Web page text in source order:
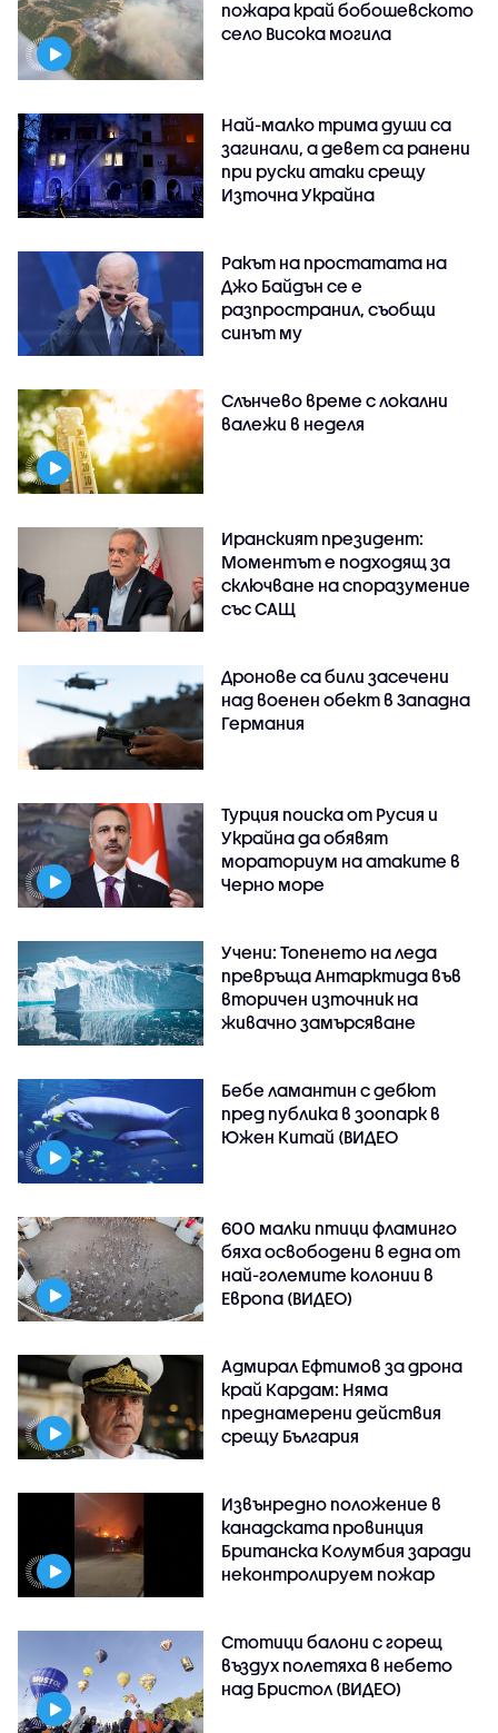
пожара край бобошевското
село Висока могила
Най-малко трима души са
загинали, а девет са ранени
при руски атаки срещу
Източна Украйна
Ракът на простатата на
Джо Байдън се е
разпространил, съобщи
синът му
Слънчево време с локални
валежи в неделя
Иранският президент:
Моментът е подходящ за
сключване на споразумение
със САЩ
Дронове са били засечени
над военен обект в Западна
Германия
Турция поиска от Русия и
Украйна да обявят
мораториум на атаките в
Черно море
Учени: Топенето на леда
превръща Антарктида във
вторичен източник на
живачно замърсяване
Бебе ламантин с дебют
пред публика в зоопарк в
Южен Китай (ВИДЕО
600 малки птици фламинго
бяха освободени в една от
най-големите колонии в
Европа (ВИДЕО)
Адмирал Ефтимов за дрона
край Кардам: Няма
преднамерени действия
срещу България
Извънредно положение в
канадската провинция
Британска Колумбия заради
неконтролируем пожар
Стотици балони с горещ
въздух полетяха в небето
над Бристол (ВИДЕО)